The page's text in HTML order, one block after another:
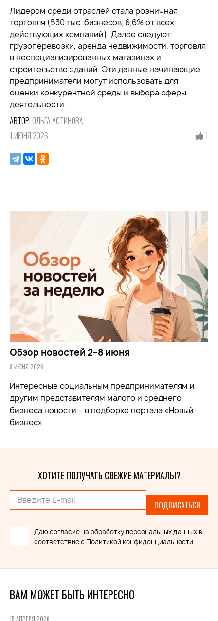
Лидером среди отраслей стала розничная
торговля (530 тыс. бизнесов, 6,6% от всех
действующих компаний). Далее следуют
грузоперевозки, аренда недвижимости, торговля
в неспециализированных магазинах и
строительство зданий. Эти данные начинающие
предприниматели могут использовать для
оценки конкурентной среды и выбора сферы
деятельности.
АВТОР: ОЛЬГА УСТИНОВА
1 ИЮНЯ 2026
1
Обзор новостей 2–8 июня
8 ИЮНЯ 2026
Интересные социальным предпринимателям и
другим представителям малого и среднего
бизнеса новости – в подборке портала «Новый
бизнес»
ХОТИТЕ ПОЛУЧАТЬ СВЕЖИЕ МАТЕРИАЛЫ?
ПОДПИСАТЬСЯ
Даю согласие на обработку персональных данных в
соответствие с Политикой конфиденциальности
ВАМ МОЖЕТ БЫТЬ ИНТЕРЕСНО
15 АПРЕЛЯ 2026